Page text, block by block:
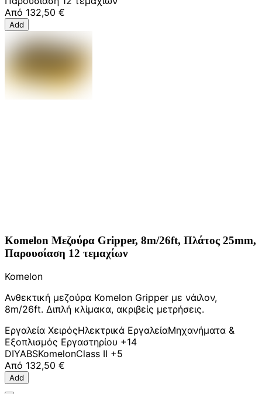
Από 132,50 €
Add
Komelon Μεζούρα Gripper, 8m/26ft, Πλάτος 25mm,
Παρουσίαση 12 τεμαχίων
Komelon
Ανθεκτική μεζούρα Komelon Gripper με νάιλον,
8m/26ft. Διπλή κλίμακα, ακριβείς μετρήσεις.
Εργαλεία ΧειρόςΗλεκτρικά ΕργαλείαΜηχανήματα &
Εξοπλισμός Εργαστηρίου +14
DIYABSKomelonClass II +5
Από 132,50 €
Add